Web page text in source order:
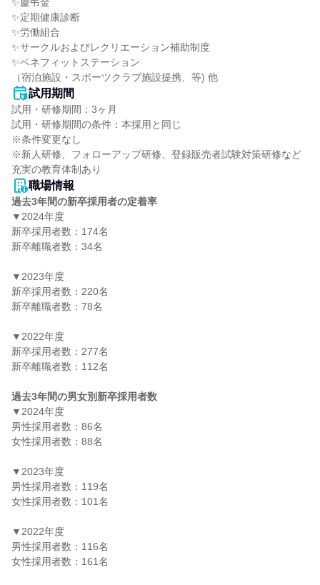
✨定期健康診断
✨労働組合
✨サークルおよびレクリエーション補助制度
✨ベネフィットステーション
（宿泊施設・スポーツクラブ施設提携、等) 他
試用期間
試用・研修期間：3ヶ月
試用・研修期間の条件：本採用と同じ
※条件変更なし
※新人研修、フォローアップ研修、登録販売者試験対策研修など
職場情報
過去3年間の新卒採用者の定着率
▼2024年度
新卒採用者数：174名
新卒離職者数：34名
▼2023年度
新卒採用者数：220名
新卒離職者数：78名
▼2022年度
新卒採用者数：277名
新卒離職者数：112名
過去3年間の男女別新卒採用者数
▼2024年度
男性採用者数：86名
女性採用者数：88名
▼2023年度
男性採用者数：119名
女性採用者数：101名
▼2022年度
男性採用者数：116名
女性採用者数：161名